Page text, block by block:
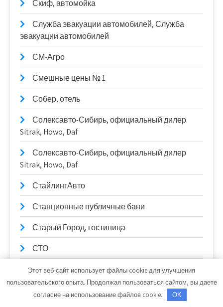
Скиф, автомойка
Служба эвакуации автомобилей, Служба
эвакуации автомобилей
СМ-Агро
Смешные цены № 1
Собер, отель
Солексавто-Сибирь, официальный дилер
Sitrak, Howo, Daf
Солексавто-Сибирь, официальный дилер
Sitrak, Howo, Daf
СтайлингАвто
Станционные публичные бани
Старый Город, гостиница
СТО
СТО
Этот веб-сайт использует файлы cookie для улучшения
пользовательского опыта. Продолжая пользоваться сайтом, вы даете
согласие на использование файлов cookie.
OK